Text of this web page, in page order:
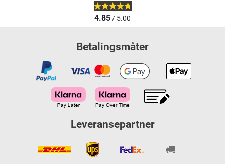
4.85/ 5.00
Betalingsmåter
Leveransepartner